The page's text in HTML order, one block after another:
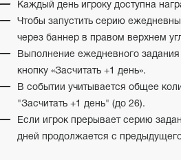
Каждый день игроку доступна
Чтобы запустить серию
через баннер в правом верхнем
Выполнение ежедневного задания
кнопку «Засчитать +1 день».
В событии учитывается общее
"Засчитать +1 день" (до 26).
Если игрок прерывает серию
дней продолжается с